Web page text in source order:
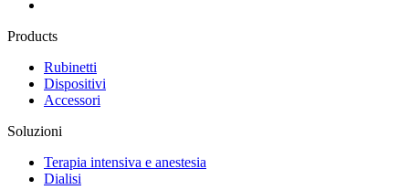
Products
Rubinetti
Dispositivi
Accessori
Soluzioni
Terapia intensiva e anestesia
Dialisi